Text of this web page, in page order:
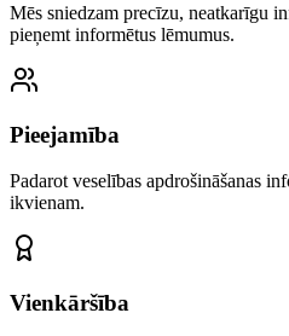
Mēs sniedzam precīzu, neatkarīgu
pieņemt informētus lēmumus.
Pieejamība
Padarot veselības apdrošināšanas
ikvienam.
Vienkāršība